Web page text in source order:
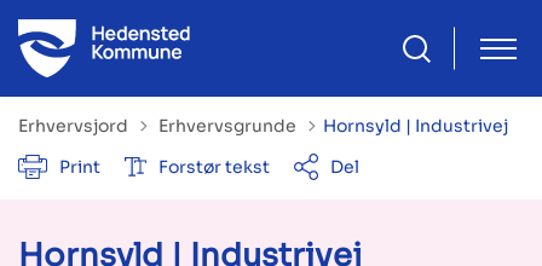
Erhvervsjord Tilbage til
Erhvervsgrunde
Hornsyld | Industrivej
Print
Forstør tekst Del
Hornsyld | Industrivej